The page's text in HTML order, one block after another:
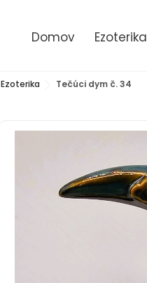
Domov Ezoterika
Ezoterika Tečúci dym č. 34